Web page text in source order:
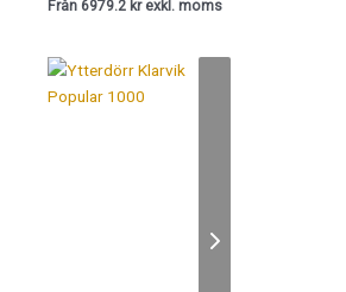
Från 6979.2 kr exkl. moms